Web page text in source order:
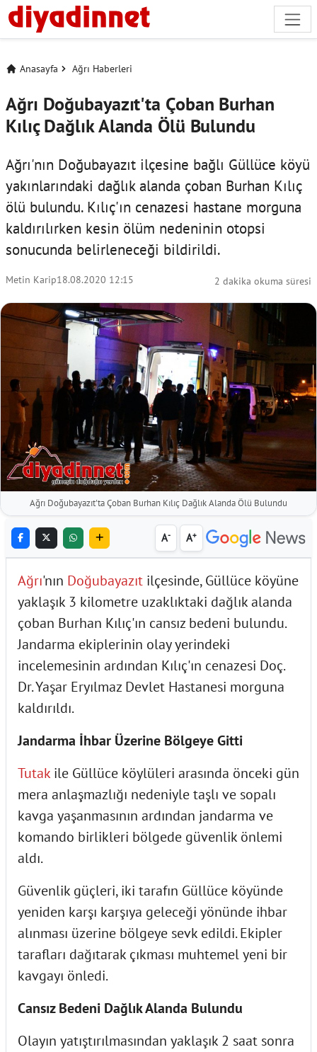
Anasayfa Ağrı Haberleri
Ağrı Doğubayazıt'ta Çoban Burhan
Kılıç Dağlık Alanda Ölü Bulundu
Ağrı'nın Doğubayazıt ilçesine bağlı Güllüce köyü
yakınlarındaki dağlık alanda çoban Burhan Kılıç
ölü bulundu. Kılıç'ın cenazesi hastane morguna
kaldırılırken kesin ölüm nedeninin otopsi
sonucunda belirleneceği bildirildi.
Metin Karip18.08.2020 12:15 2 dakika okuma süresi
Ağrı Doğubayazıt'ta Çoban Burhan Kılıç Dağlık Alanda Ölü Bulundu
A- A+
Ağrı'nın Doğubayazıt ilçesinde, Güllüce köyüne
yaklaşık 3 kilometre uzaklıktaki dağlık alanda
çoban Burhan Kılıç'ın cansız bedeni bulundu.
Jandarma ekiplerinin olay yerindeki
incelemesinin ardından Kılıç'ın cenazesi Doç.
Dr. Yaşar Eryılmaz Devlet Hastanesi morguna
kaldırıldı.
Jandarma İhbar Üzerine Bölgeye Gitti
Tutak ile Güllüce köylüleri arasında önceki gün
mera anlaşmazlığı nedeniyle taşlı ve sopalı
kavga yaşanmasının ardından jandarma ve
komando birlikleri bölgede güvenlik önlemi
aldı.
Güvenlik güçleri, iki tarafın Güllüce köyünde
yeniden karşı karşıya geleceği yönünde ihbar
alınması üzerine bölgeye sevk edildi. Ekipler
tarafları dağıtarak çıkması muhtemel yeni bir
kavgayı önledi.
Cansız Bedeni Dağlık Alanda Bulundu
Olayın yatıştırılmasından yaklaşık 2 saat sonra